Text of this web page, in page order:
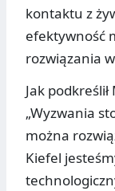
kontaktu z
efektywność
rozwiązania
Jak
„Wyzwania
można
Kiefel